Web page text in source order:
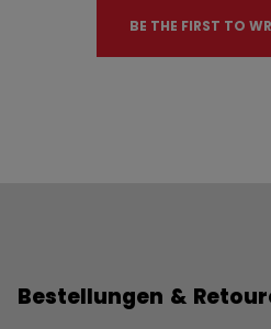
BE THE FIRST TO
Bestellungen &